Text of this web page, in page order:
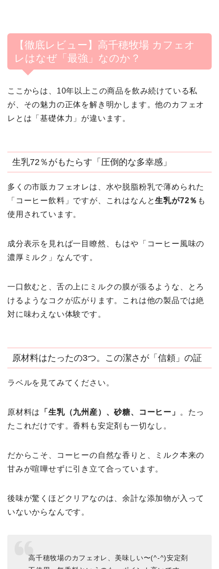
【徹底レビュー】高千穂牧場 カフェオ
レはなぜ「最強」なのか？
ここからは、10年以上この商品を飲み続けている私
が、その魅力の正体を解き明かします。他のカフェオ
レとは「基礎体力」が違います。
生乳72％がもたらす「圧倒的な多幸感」
多くの市販カフェオレは、水や脱脂粉乳で薄められた
「コーヒー飲料」ですが、これはなんと生乳が72％ も
使用されています。
成分表示を見れば一目瞭然、もはや「コーヒー風味の
濃厚ミルク」なんです。
一口飲むと、舌の上にミルクの膜が張るような、とろ
けるようなコクが広がります。これは他の製品では絶
対に味わえない体験です。
原材料はたったの3つ。この潔さが「信頼」の証
ラベルを見てみてください。
原材料は 「生乳（九州産）、砂糖、コーヒー」 。たっ
たこれだけです。香料も安定剤も一切なし。
だからこそ、コーヒーの自然な香りと、ミルク本来の
甘みが喧嘩せずに引き立て合っています。
後味が驚くほどクリアなのは、余計な添加物が入って
いないからなんです。
高千穂牧場のカフェオレ、美味しい〜(^-^)安定剤